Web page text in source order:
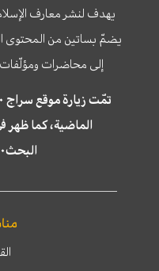
يهدف لنشر معارف
يضمّ بساتين من المحتوى
إلى محاضرات
الماضية، كما
البحث٢٢,٢٩٠,٠٠٠ مرّة.